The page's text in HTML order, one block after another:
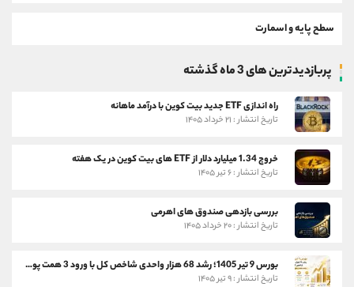
سطح پایه و اسمارت
پربازدیدترین های 3 ماه گذشته
راه اندازی ETF جدید بیت کوین با درآمد ماهانه
تاریخ انتشار : ۲۱ خرداد ۱۴۰۵
خروج 1.34 میلیارد دلار از ETF های بیت کوین در یک هفته
تاریخ انتشار : ۶ تیر ۱۴۰۵
بررسی بازدهی صندوق های اهرمی
تاریخ انتشار : ۲۰ خرداد ۱۴۰۵
بورس 9 تیر 1405؛ رشد 68 هزار واحدی شاخص کل با ورود 3 همت پول حقیقی
تاریخ انتشار : ۹ تیر ۱۴۰۵